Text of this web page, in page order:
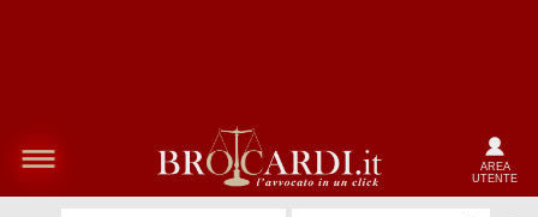
AREA
UTENTE